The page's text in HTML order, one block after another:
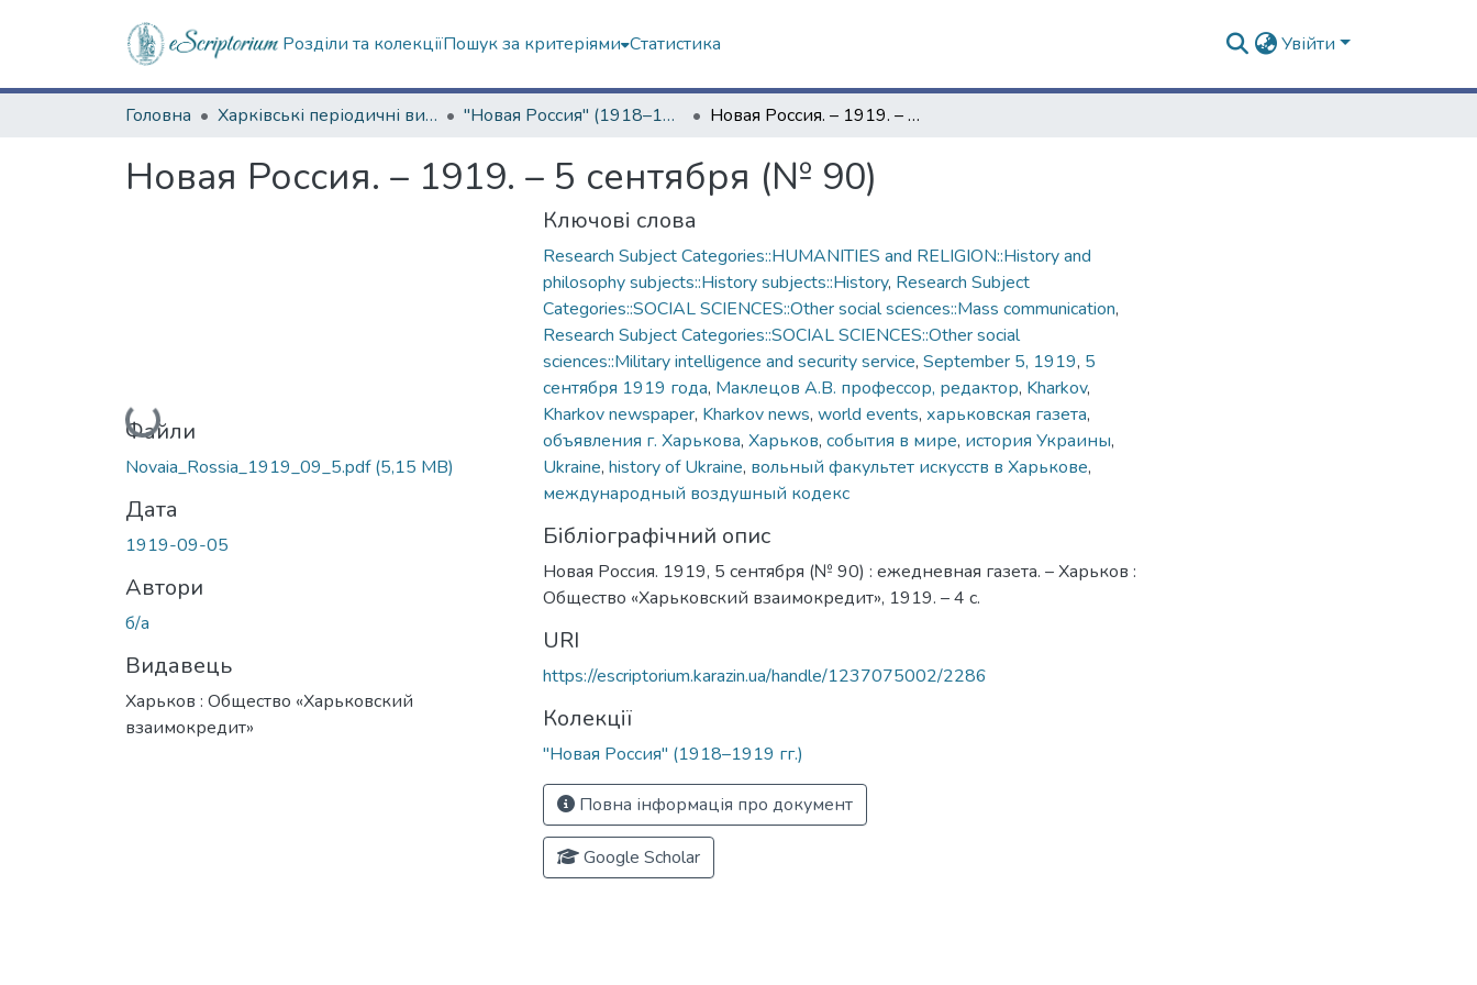
Розділи та колекціїПошук за критеріями Статистика Увійти
Головна Харківські періодичні видання "Новая Россия" (1918–1919 гг.) Новая Россия. – 1919. – 5 сентября (№ 90)
Новая Россия. – 1919. – 5 сентября (№ 90)
Вантажиться...
Файли
Novaia_Rossia_1919_09_5.pdf(5,15 MB)
Дата
1919-09-05
Автори
б/а
Видавець
Харьков : Общество «Харьковский
взаимокредит»
Ключові слова
Research Subject Categories::HUMANITIES and RELIGION::History and
philosophy subjects::History subjects::History, Research Subject
Categories::SOCIAL SCIENCES::Other social sciences::Mass communication,
Research Subject Categories::SOCIAL SCIENCES::Other social
sciences::Military intelligence and security service, September 5, 1919, 5
сентября 1919 года, Маклецов А.В. профессор, редактор, Kharkov,
Kharkov newspaper, Kharkov news, world events, харьковская газета,
объявления г. Харькова, Харьков, события в мире, история Украины,
Ukraine, history of Ukraine, вольный факультет искусств в Харькове,
международный воздушный кодекс
Бібліографічний опис
Новая Россия. 1919, 5 сентября (№ 90) : ежедневная газета. – Харьков :
Общество «Харьковский взаимокредит», 1919. – 4 с.
URI
https://escriptorium.karazin.ua/handle/1237075002/2286
Колекції
"Новая Россия" (1918–1919 гг.)
Повна інформація про документ
Google Scholar